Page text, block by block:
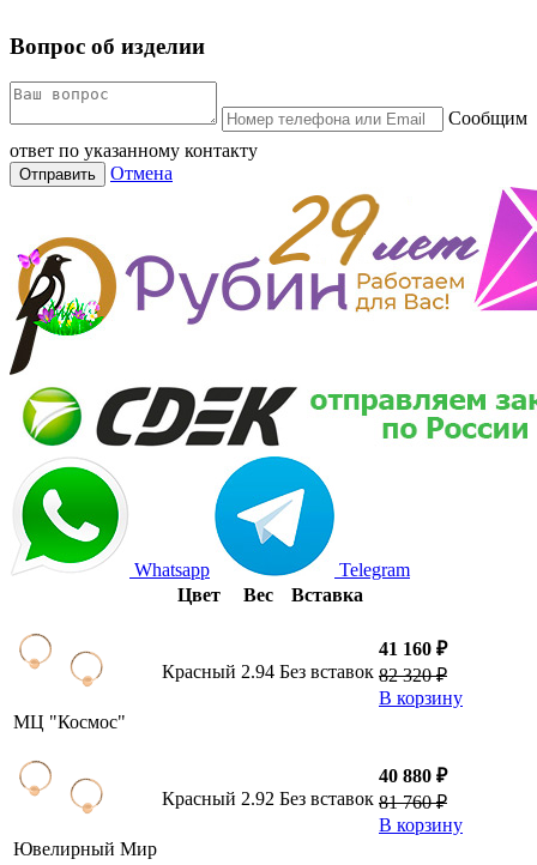
Вопрос об изделии
Сообщим
ответ по указанному контакту
Отправить Отмена
Whatsapp
Telegram
Цвет
Вес Вставка
МЦ "Космос"
Красный 2.94 Без вставок
41 160 ₽
82 320 ₽
В корзину
Ювелирный Мир
Красный 2.92 Без вставок
40 880 ₽
81 760 ₽
В корзину